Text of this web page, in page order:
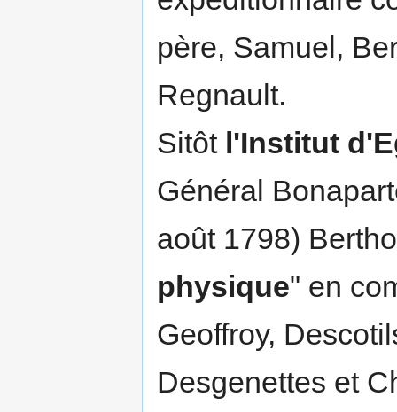
père, Samuel,
Regnault.
Sitôt l'Institut
Général
août 1798)
physique" en
Geoffroy,
Desgenettes et